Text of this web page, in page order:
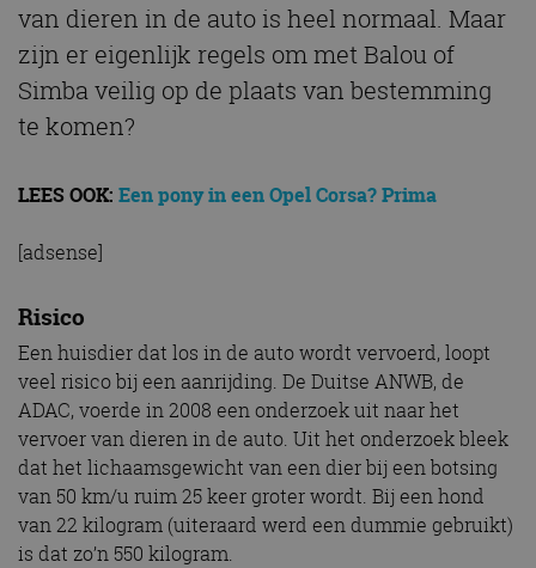
van dieren in de auto is heel normaal. Maar
zijn er eigenlijk regels om met Balou of
Simba veilig op de plaats van bestemming
te komen?
LEES OOK: Een pony in een Opel Corsa? Prima
[adsense]
Risico
Een huisdier dat los in de auto wordt vervoerd, loopt
veel risico bij een aanrijding. De Duitse ANWB, de
ADAC, voerde in 2008 een onderzoek uit naar het
vervoer van dieren in de auto. Uit het onderzoek bleek
dat het lichaamsgewicht van een dier bij een botsing
van 50 km/u ruim 25 keer groter wordt. Bij een hond
van 22 kilogram (uiteraard werd een dummie gebruikt)
is dat zo’n 550 kilogram.